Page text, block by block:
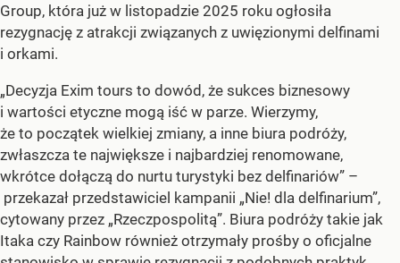
Group, która już w listopadzie 2025 roku ogłosiła
rezygnację z atrakcji związanych z uwięzionymi delfinami
i orkami.
„Decyzja Exim tours to dowód, że sukces biznesowy
i wartości etyczne mogą iść w parze. Wierzymy,
że to początek wielkiej zmiany, a inne biura podróży,
zwłaszcza te największe i najbardziej renomowane,
wkrótce dołączą do nurtu turystyki bez delfinariów” –
przekazał przedstawiciel kampanii „Nie! dla delfinarium”,
cytowany przez „Rzeczpospolitą”. Biura podróży takie jak
Itaka czy Rainbow również otrzymały prośby o oficjalne